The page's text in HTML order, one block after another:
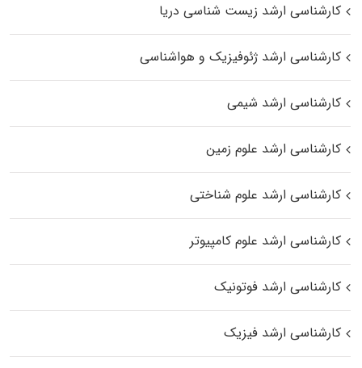
کارشناسی ارشد زیست‌ شناسی دریا
کارشناسی ارشد ژئوفیزیک و هواشناسی
کارشناسی ارشد شیمی
کارشناسی ارشد علوم زمین
کارشناسی ارشد علوم شناختی
کارشناسی ارشد علوم کامپیوتر
کارشناسی ارشد فوتونیک
کارشناسی ارشد فیزیک